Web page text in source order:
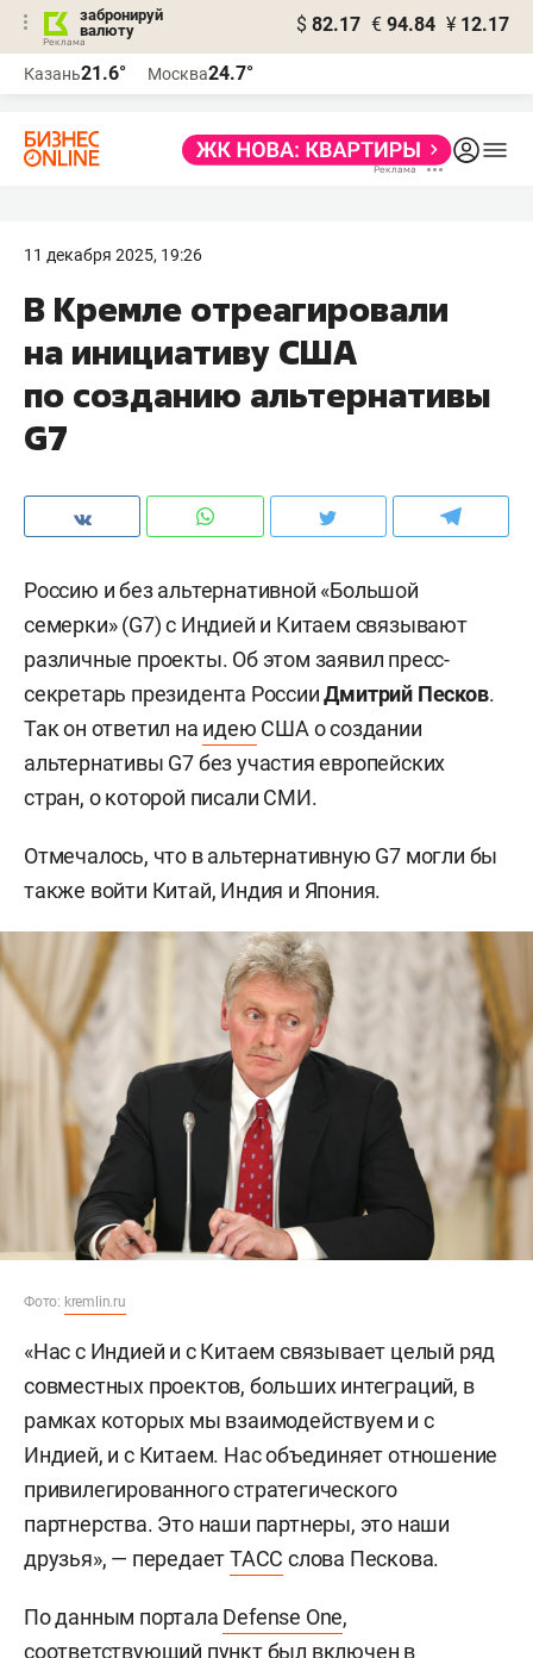
забронируй
валюту
$ 82.17 € 94.84 ¥ 12.17
Казань21.6° Москва24.7°
11 декабря 2025, 19:26
В Кремле отреагировали
на инициативу США
по созданию альтернативы
G7
Россию и без альтернативной «Большой
семерки» (G7) с Индией и Китаем связывают
различные проекты. Об этом заявил пресс-
секретарь президента РоссииДмитрий Песков.
Так он ответил на идею США о создании
альтернативы G7 без участия европейских
стран, о которой писали СМИ.
Отмечалось, что в альтернативную G7 могли бы
также войти Китай, Индия и Япония.
Фото: kremlin.ru
«Нас с Индией и с Китаем связывает целый ряд
совместных проектов, больших интеграций, в
рамках которых мы взаимодействуем и с
Индией, и с Китаем. Нас объединяет отношение
привилегированного стратегического
партнерства. Это наши партнеры, это наши
друзья», — передаетТАСС слова Пескова.
По данным портала Defense One,
соответствующий пункт был включен в